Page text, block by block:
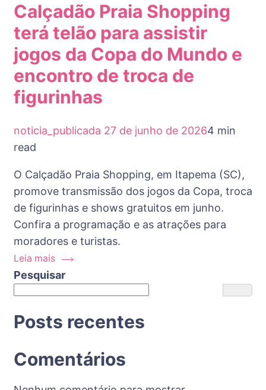
Calçadão Praia Shopping
terá telão para assistir
jogos da Copa do Mundo e
encontro de troca de
figurinhas
noticia_publicada 27 de junho de 20264 min
read
O Calçadão Praia Shopping, em Itapema (SC),
promove transmissão dos jogos da Copa, troca
de figurinhas e shows gratuitos em junho.
Confira a programação e as atrações para
moradores e turistas.
Leia mais
Pesquisar
Posts recentes
Comentários